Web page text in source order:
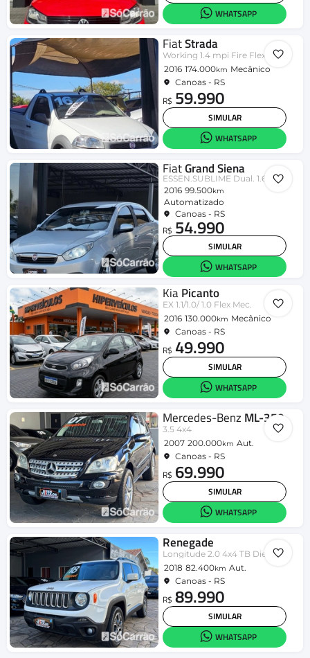
WHATSAPP
FiatStrada
Working 1.4 mpi Fire Flex 8V CS
2016 174.000km Mecânico
Canoas - RS
R$ 59.990
SIMULAR
WHATSAPP
FiatGrand Siena
ESSEN.SUBLIME Dual. 1.6 Flex
2016 99.500km
Automatizado
Canoas - RS
R$ 54.990
SIMULAR
WHATSAPP
KiaPicanto
EX 1.1/1.0/ 1.0 Flex Mec.
2016 130.000km Mecânico
Canoas - RS
R$ 49.990
SIMULAR
WHATSAPP
Mercedes-Benz ML-350
3.5 4x4
2007 200.000km Aut.
Canoas - RS
R$ 69.990
SIMULAR
WHATSAPP
Renegade
Longitude 2.0 4x4 TB Diesel Aut
2018 82.400km Aut.
Canoas - RS
R$ 89.990
SIMULAR
WHATSAPP